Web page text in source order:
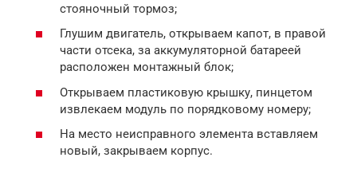
стояночный тормоз;
Глушим двигатель, открываем капот, в правой
части отсека, за аккумуляторной батареей
расположен монтажный блок;
Открываем пластиковую крышку, пинцетом
извлекаем модуль по порядковому номеру;
На место неисправного элемента вставляем
новый, закрываем корпус.